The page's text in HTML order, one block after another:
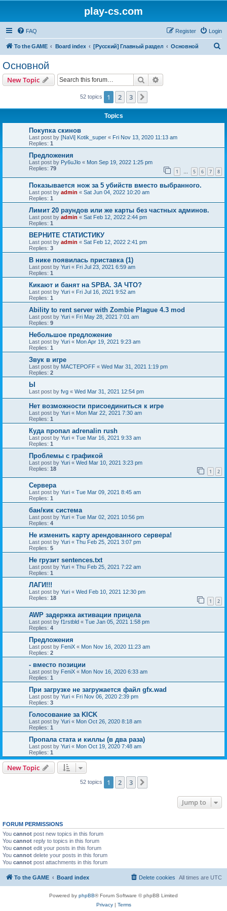
play-cs.com
FAQ Login
Register
To the GAME Board index [Русский] Главный раздел Основной
Основной
New Topic Search
52 topics 1 2 3
Topics
Покупка скинов
Last post by [NaVi] Kotik_super « Fri Nov 13, 2020 11:13 am
Replies: 1
Предложения
Last post by Py6uJlo « Mon Sep 19, 2022 1:25 pm
Replies: 79 1 … 5 6 7 8
Показывается нож за 5 убийств вместо выбранного.
Last post by admin « Sat Jun 04, 2022 10:20 am
Replies: 1
Лимит 20 раундов или же карты без частных админов.
Last post by admin « Sat Feb 12, 2022 2:44 pm
Replies: 1
ВЕРНИТЕ СТАТИСТИКУ
Last post by admin « Sat Feb 12, 2022 2:41 pm
Replies: 3
В нике появилась приставка (1)
Last post by Yuri « Fri Jul 23, 2021 6:59 am
Replies: 1
Кикают и банят на SPBA. ЗА ЧТО?
Last post by Yuri « Fri Jul 16, 2021 9:52 am
Replies: 1
Ability to rent server with Zombie Plague 4.3 mod
Last post by Yuri « Fri May 28, 2021 7:01 am
Replies: 9
Небольшое предложение
Last post by Yuri « Mon Apr 19, 2021 9:23 am
Replies: 1
Звук в игре
Last post by MACTEPOFF « Wed Mar 31, 2021 1:19 pm
Replies: 2
Ы
Last post by fvg « Wed Mar 31, 2021 12:54 pm
Нет возможности присоединиться к игре
Last post by Yuri « Mon Mar 22, 2021 7:30 am
Replies: 1
Куда пропал adrenalin rush
Last post by Yuri « Tue Mar 16, 2021 9:33 am
Replies: 1
Проблемы с графикой
Last post by Yuri « Wed Mar 10, 2021 3:23 pm
Replies: 18 1 2
Сервера
Last post by Yuri « Tue Mar 09, 2021 8:45 am
Replies: 1
бан/кик система
Last post by Yuri « Tue Mar 02, 2021 10:56 pm
Replies: 4
Не изменить карту арендованного сервера!
Last post by Yuri « Thu Feb 25, 2021 3:07 pm
Replies: 5
Не грузит sentences.txt
Last post by Yuri « Thu Feb 25, 2021 7:22 am
Replies: 1
ЛАГИ!!!
Last post by Yuri « Wed Feb 10, 2021 12:30 pm
Replies: 18 1 2
AWP задержка активации прицела
Last post by f1rstbld « Tue Jan 05, 2021 1:58 pm
Replies: 4
Предложения
Last post by FeniX « Mon Nov 16, 2020 11:23 am
Replies: 2
- вместо позиции
Last post by FeniX « Mon Nov 16, 2020 6:33 am
Replies: 1
При загрузке не загружается файл gfx.wad
Last post by Yuri « Fri Nov 06, 2020 2:39 pm
Replies: 3
Голосование за KICK
Last post by Yuri « Mon Oct 26, 2020 8:18 am
Replies: 1
Пропала стата и киллы (в два раза)
Last post by Yuri « Mon Oct 19, 2020 7:48 am
Replies: 1
New Topic
52 topics 1 2 3
Jump to
FORUM PERMISSIONS
You cannot post new topics in this forum
You cannot reply to topics in this forum
You cannot edit your posts in this forum
You cannot delete your posts in this forum
You cannot post attachments in this forum
To the GAME Board index All times are UTC
Delete cookies
Powered by phpBB® Forum Software © phpBB Limited
Privacy| Terms